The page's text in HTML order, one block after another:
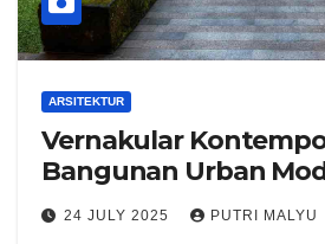
ARSITEKTUR
Vernakular
Bangunan Urban
24 JULY 2025 PUTRI MALYU